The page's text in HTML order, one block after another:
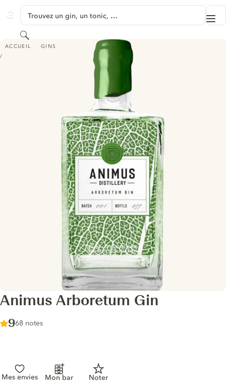
GINVENTORY
Trouvez un gin, un tonic, …
Rechercher
ACCUEIL GINS
ANIMUS ARBORETUM GIN
Animus Arboretum Gin
Score :
9/ 10
68 notes
Mes envies Mon bar Noter